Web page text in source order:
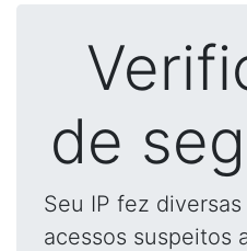
de
Seu IP fez
acessos suspeitos